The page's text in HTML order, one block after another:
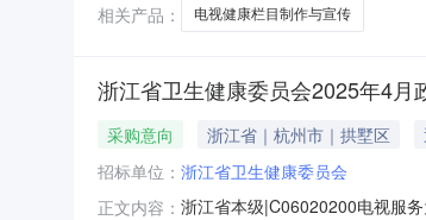
相关产品：
电视健康栏目制作与宣传
浙江省卫生健康委员会2025年4月
采购意向 浙江省｜杭州市｜拱墅区
招标单位： 浙江省卫生健康委员会
正文内容： 浙江省本级|C06020200电视服